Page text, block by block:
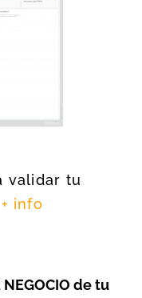
validar tu
+ info
de tu